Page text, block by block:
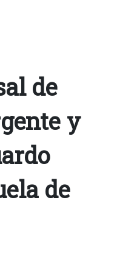
de
y
de